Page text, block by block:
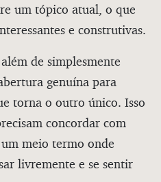
um tópico atual, o que
e construtivas.
de simplesmente
genuína para
torna o outro único. Isso
concordar com
meio termo onde
livremente e se sentir